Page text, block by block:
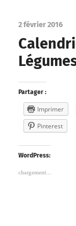
2 février 2016
Partager :
Imprimer
Pinterest
WordPress:
chargement…